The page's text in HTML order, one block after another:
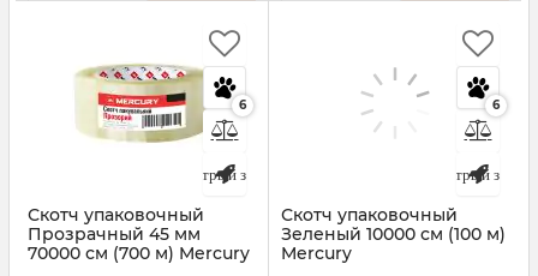
6
Быстрый заказ
Скотч упаковочный
Прозрачный 45 мм
70000 см (700 м) Mercury
6
Быстрый заказ
Скотч упаковочный
Зеленый 10000 см (100 м)
Mercury